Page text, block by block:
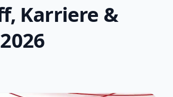
Karriere &